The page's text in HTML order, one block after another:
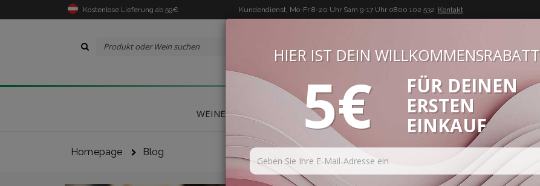
Kostenlose Lieferung ab 59€ Kundendienst, Mo-Fr 8-20 Uhr Sam 9-17 Uhr0800 102 532 Kontakt
BUON VINO, BUONA VITA
WEINE DELIKATESSEN PROBIERPAKETE SPIRITOUSEN ZUBEHÖR
Homepage Blog
HIER IST DEIN WILLKOMMENSRABATT
5€
FÜR DEINEN
ERSTEN
EINKAUF